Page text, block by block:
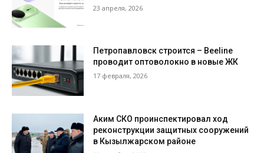
23 апреля, 2026
Петропавловск строится – Beeline
проводит оптоволокно в новые ЖК
17 февраля, 2026
Аким СКО проинспектировал ход
реконструкции защитных сооружений
в Кызылжарском районе